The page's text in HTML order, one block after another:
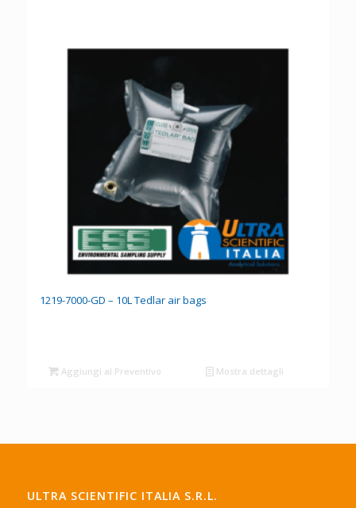
1219-7000-GD – 10L Tedlar air bags
Aggiungi al Preventivo Mostra dettagli
ULTRA SCIENTIFIC ITALIA S.R.L.